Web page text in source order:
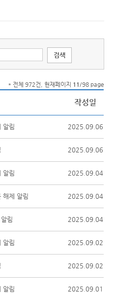
* 전체 972건, 현재페이지 11/98 page
작성일
알림 2025.09.06
2025.09.06
알림 2025.09.04
해제 알림 2025.09.04
림 2025.09.04
알림 2025.09.02
2025.09.02
알림 2025.09.01